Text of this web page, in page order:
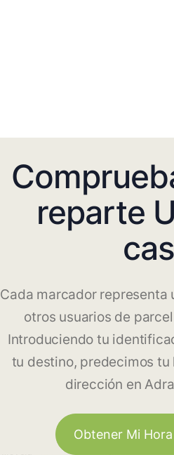
reparte
Cada marcador representa
otros usuarios de
Introduciendo tu
tu destino, predecimos tu
dirección en
Obtener Mi